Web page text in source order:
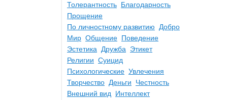
Толерантность Благодарность
Прощение
По личностному развитию
Добро
Мир Общение Поведение
Эстетика
Дружба
Этикет
Религии Суицид
Психологические Увлечения
Творчество Деньги
Честность
Внешний вид
Интеллект